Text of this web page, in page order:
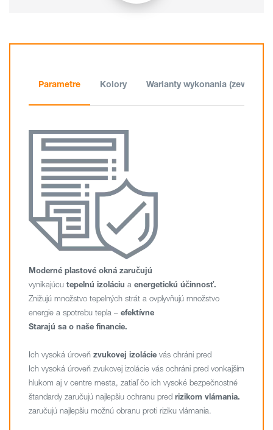
Parametre Kolory Warianty wykonania (zewnątrz)
Moderné plastové okná zaručujú
vynikajúcu tepelnú izoláciu a energetickú účinnosť.
Znižujú množstvo tepelných strát a ovplyvňujú množstvo
energie a spotrebu tepla – efektívne
Starajú sa o naše financie.
Ich vysoká úroveň zvukovej izolácie vás chráni pred
Ich vysoká úroveň zvukovej izolácie vás ochráni pred vonkajším
hlukom aj v centre mesta, zatiaľ čo ich vysoké bezpečnostné
štandardy zaručujú najlepšiu ochranu pred rizikom vlámania.
zaručujú najlepšiu možnú obranu proti riziku vlámania.